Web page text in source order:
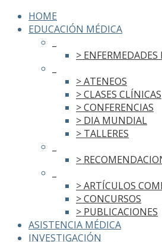
HOME
EDUCACIÓN MÉDICA
> ENFERMEDADES
> ATENEOS
> CLASES CLÍNICAS
> CONFERENCIAS
> DIA MUNDIAL
> TALLERES
>
> ARTÍCULOS
> CONCURSOS
> PUBLICACIONES
ASISTENCIA MÉDICA
INVESTIGACIÓN